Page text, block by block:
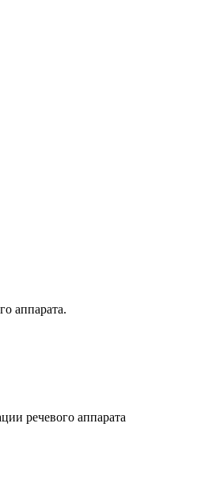
аппарата.
речевого аппарата